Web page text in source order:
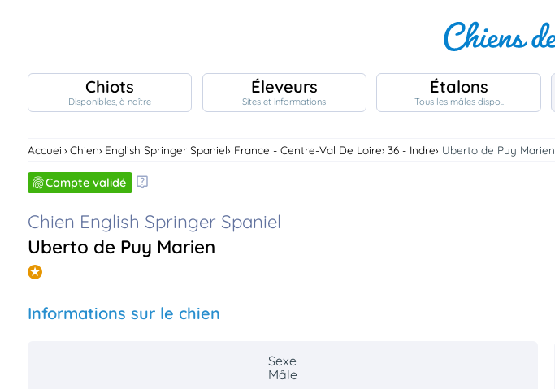
Chiots
Éleveurs
Chiens
Services
Chiots
Disponibles, à naître
Éleveurs
Sites et informations
Étalons
Tous les mâles dispo..
Accueil Chien English Springer Spaniel France - Centre-Val De Loire 36 - Indre Uberto de Puy Marien
Compte validé
Chien English Springer Spaniel
Uberto de Puy Marien
Informations sur le chien
Sexe
Mâle